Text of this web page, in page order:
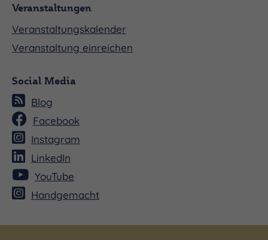
Seneschall, Ein ungarischer Magnat, Kaiser
Friedrich II. von Hohenstauffen:
Andreas Scheibner – Bass
Landgraf Ludwig als Kind N.N. – Knabe
Veranstaltungen
Veranstaltungskalender
Veranstaltung einreichen
Social Media
Blog
Facebook
Instagram
LinkedIn
YouTube
Handgemacht